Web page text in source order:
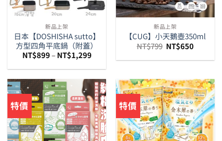
新品上架
日本【DOSHISHA sutto】
方型四角平底鍋（附蓋）
NT$899–NT$1,299
新品上架
【CUG】小天鵝壺350ml
NT$799 原
始
價
NT$650目
價
特價 特價